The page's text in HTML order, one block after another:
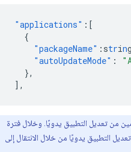
"applications" :[
{
"packageName" : string
"autoUpdateMode" :
},
],
من تعديل التطبيق يدويًا. وخلال فترة
تعديل التطبيق يدويًا من خلال الانتقال إلى